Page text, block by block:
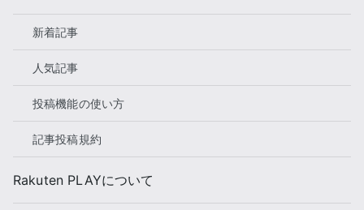
新着記事
人気記事
投稿機能の使い方
記事投稿規約
Rakuten PLAYについて